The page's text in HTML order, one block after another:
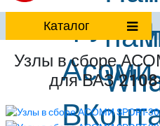
Каталог
Узлы в сборе
для ВАЗ